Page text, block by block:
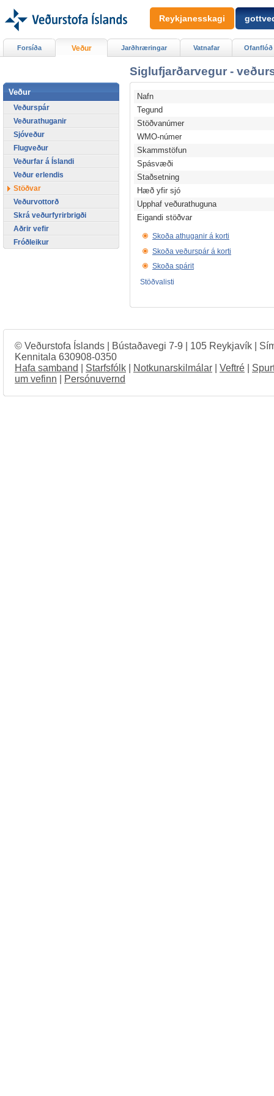
Siglufjarðarvegur -
Nafn
Tegund
Stöðvanúmer
WMO-númer
Skammstöfun
Spásvæði
Staðsetning
Hæð yfir sjó
Upphaf veðurathuguna
Eigandi stöðvar
Skoða athuganir á korti
Skoða veðurspár á korti
Skoða spárit
Stöðvalisti
Forsíða Veður Jarðhræringar Vatnafar Ofanflóð
Veður
Veðurspár
Veðurathuganir
Sjóveður
Flugveður
Veðurfar á Íslandi
Veður erlendis
Stöðvar
Veðurvottorð
Skrá veðurfyrirbrigði
Aðrir vefir
Fróðleikur
Reykjanesskagi
© Veðurstofa Íslands | Bústaðavegi 7-9 | 105 Reykjavík |
Kennitala 630908-0350
Hafa samband
Starfsfólk Notkunarskilmálar Veftré
um vefinn
Persónuvernd